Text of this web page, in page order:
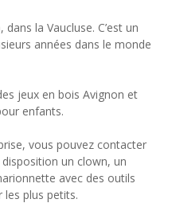
la Vaucluse. C’est un
années dans le monde
jeux en bois Avignon et
enfants.
vous pouvez contacter
un clown, un
avec des outils
les plus petits.